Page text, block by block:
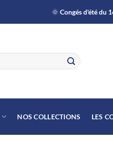
🌞 Congés d'été du
NOS COLLECTIONS LES